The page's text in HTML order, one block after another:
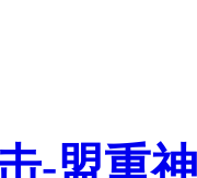
-盟重